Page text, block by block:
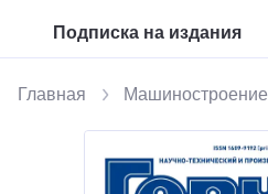
Подписка на издания
Главная Машиностроение